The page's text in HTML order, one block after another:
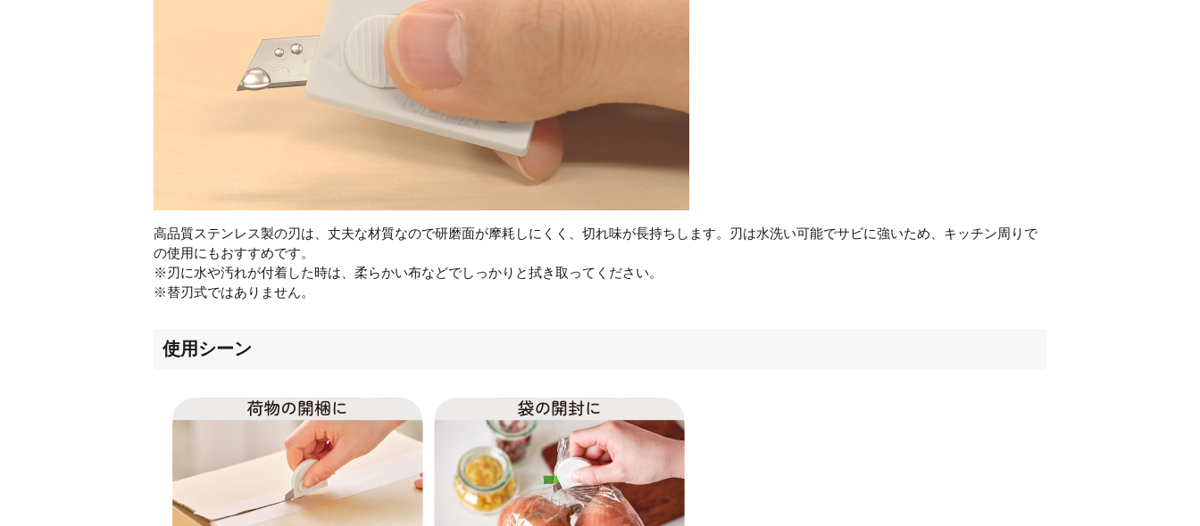
高品質ステンレス製の刃は、丈夫な材質なので研磨面が摩耗しにくく、切れ味が長持ちします。刃は水洗い可能でサビに強いため、キッチン周りで
の使用にもおすすめです。
※刃に水や汚れが付着した時は、柔らかい布などでしっかりと拭き取ってください。
※替刃式ではありません。
使用シーン